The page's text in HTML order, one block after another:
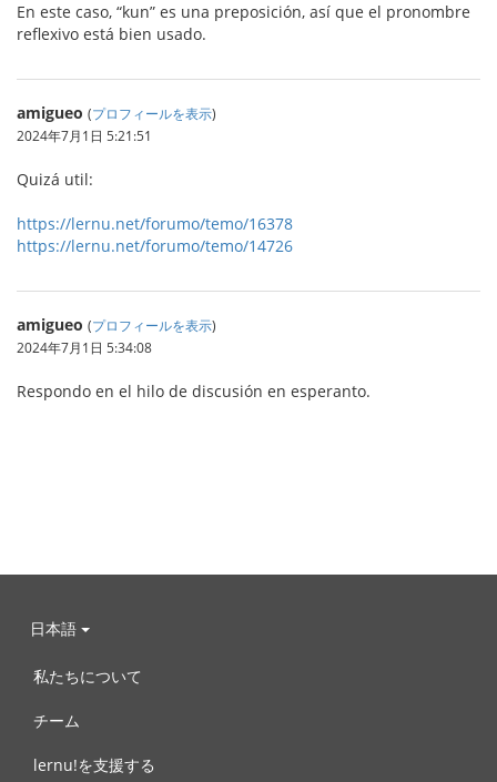
En este caso, “kun” es una preposición, así que el pronombre
reflexivo está bien usado.
amigueo (プロフィールを表示)
2024年7月1日 5:21:51
Quizá util:
https://lernu.net/forumo/temo/16378
https://lernu.net/forumo/temo/14726
amigueo (プロフィールを表示)
2024年7月1日 5:34:08
Respondo en el hilo de discusión en esperanto.
日本語
私たちについて
チーム
lernu!を支援する